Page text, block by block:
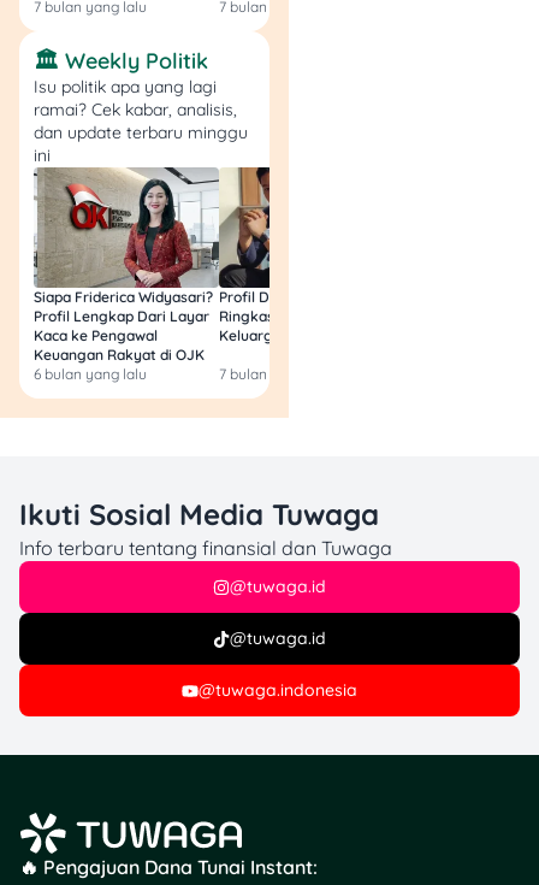
Gimana? Dari daftar menu
minuman di atas, sudahkah
kamu menemukan apa
yang pengen kamu pesan?
Baca Juga:Daftar
Harga Menu Golden
Lamian 2025: Mie
Halal Khas Asia
yang Bikin Nagih!
Menu Makanan Ringan
yang Wajib Kamu
Haus aja yang perlu kamu
coba. Ada beberapa
makanan ringan yang gak
bisa kamu lewatkan kalau
mampir ke outlet Haus!
Ganjel Roti
Chocomaltine
Keju
Chocomaltine
7 bulan yang lalu
7 bulan yang lalu
🏛️ Weekly Politik
Isu politik apa yang lagi
ramai? Cek kabar, analisis,
dan update terbaru minggu
ini
Siapa Friderica Widyasari?
Profil Lengkap Dari Layar
Kaca ke Pengawal
Keuangan Rakyat di OJK
6 bulan yang lalu
Profil Darma Mangkuluhur:
Ringkas Latar Belakang
Keluarga dan Bisnisnya
7 bulan yang lalu
Ikuti Sosial Media Tuwaga
Info terbaru tentang finansial dan Tuwaga
@tuwaga.id
@tuwaga.id
@tuwaga.indonesia
🔥 Pengajuan Dana Tunai Instant: